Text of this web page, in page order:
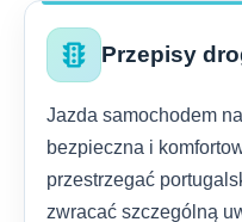
traffic Przepisy
Jazda samochodem
bezpieczna i
przestrzegać
zwracać szczególną